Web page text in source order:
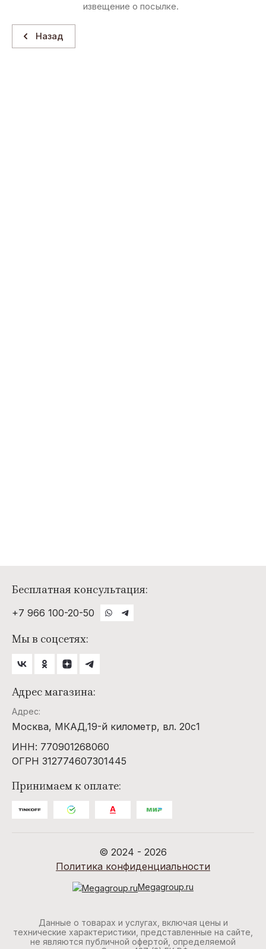
извещение о посылке.
Назад
Бесплатная консультация:
+7 966 100-20-50
Мы в соцсетях:
Адрес магазина:
Адрес:
Москва, МКАД,19-й километр, вл. 20с1
ИНН: 770901268060
ОГРН 312774607301445
Принимаем к оплате:
© 2024 - 2026
Политика конфиденциальности
Megagroup.ru
Данные о товарах и услугах, включая цены и
технические характеристики, представленные на сайте,
не являются публичной офертой, определяемой